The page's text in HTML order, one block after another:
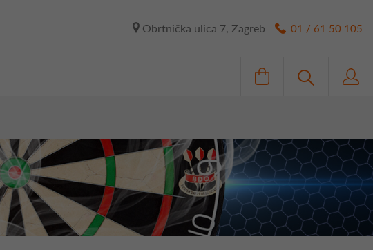
Obrtnička ulica 7, Zagreb 01 / 61 50 105